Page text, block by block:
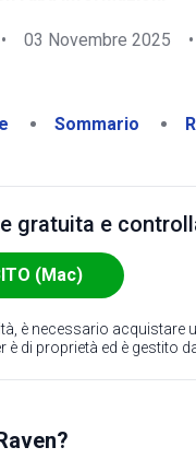
• 03 Novembre 2025 •
Sommario
gratuita e
(Mac)
è necessario acquistare
è di proprietà ed è gestito